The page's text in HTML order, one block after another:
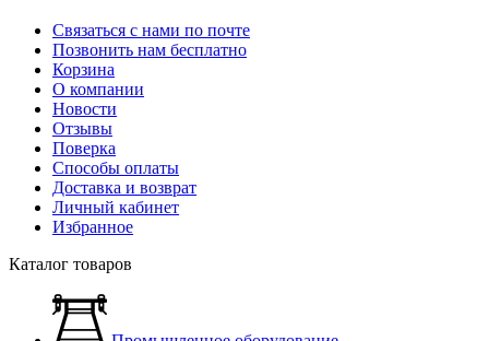
Связаться с нами по почте
Позвонить нам бесплатно
Корзина
О компании
Новости
Отзывы
Поверка
Способы оплаты
Доставка и возврат
Личный кабинет
Избранное
Каталог товаров